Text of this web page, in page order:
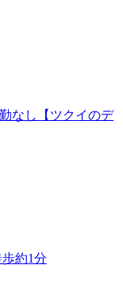
なし【ツクイのデ
約1分